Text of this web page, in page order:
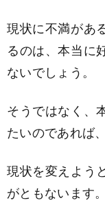
現状に不満があ
るのは、本当に
ないでしょう。
そうではなく、
たいのであれば
現状を変えよう
がともないます。